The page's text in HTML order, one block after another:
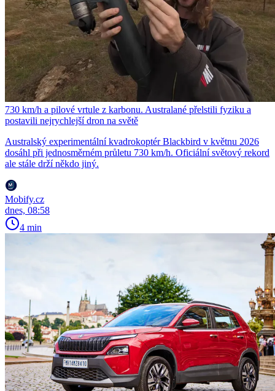
730 km/h a pilové vrtule z karbonu. Australané přelstili fyziku a
postavili nejrychlejší dron na světě
Australský experimentální kvadrokoptér Blackbird v květnu 2026
dosáhl při jednosměrném průletu 730 km/h. Oficiální světový rekord
ale stále drží někdo jiný.
Mobify.cz
dnes, 08:58
4 min